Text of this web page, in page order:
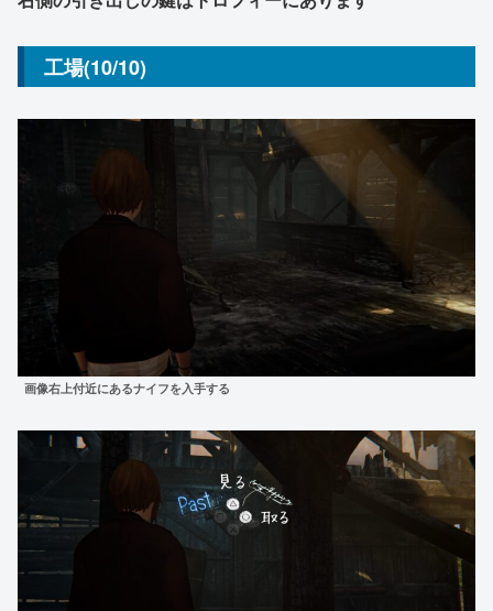
工場(10/10)
画像右上付近にあるナイフを入手する